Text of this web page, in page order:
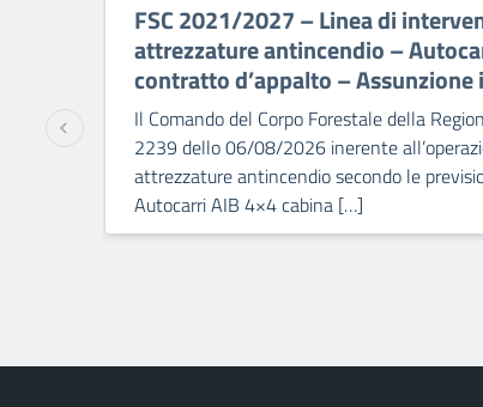
FSC 2021/2027 – Linea di
attrezzature antincendio –
contratto d’appalto – Assunzione
Il Comando del Corpo Forestale della
2239 dello 06/08/2026 inerente
attrezzature antincendio secondo le
Autocarri AIB 4×4 cabina […]